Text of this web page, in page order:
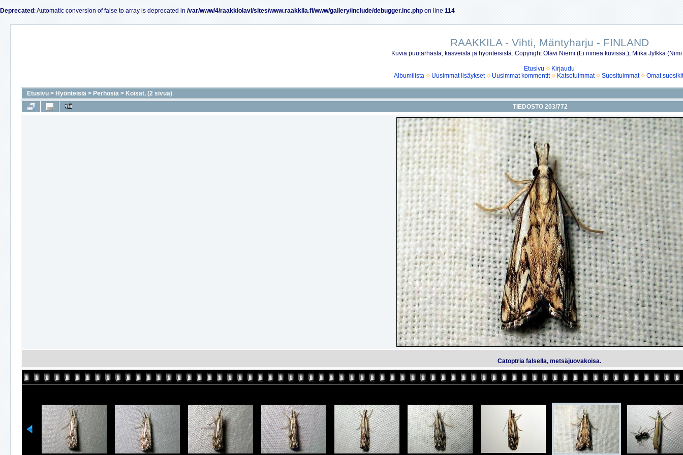
Deprecated : Automatic conversion of false to array is deprecated in /var/www/4/raakkiolavi/sites/www.raakkila.fi/www/gallery/include/debugger.inc.php on line 114
RAAKKILA - Vihti, Mäntyharju - FINLAND
Kuvia puutarhasta, kasveista ja hyönteisistä. Copyright Olavi Niemi (Ei nimeä kuvissa.), Miika Jylkkä
Etusivu
Kirjaudu
Albumilista
Uusimmat lisäykset Uusimmat kommentit Katsotuimmat Suosituimmat Omat suosikit
Etusivu > Hyönteisiä > Perhosia > Koisat, (2 sivua)
TIEDOSTO 203/772
Catoptria falsella, metsäjuovakoisa.